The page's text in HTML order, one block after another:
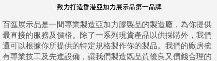
百匯展示品是一間專業製造亞加力膠製品的製造廠，為你提供
最直接的服務及價格。除了一系列現貨產品以供採購外，我們
還可以根據你所提供的特定規格製作你的製品。我們的廠房擁
有專業技工及先進設備，讓我們製造既品質優良又價錢合理的